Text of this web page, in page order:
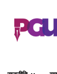
PGurus
Hindi